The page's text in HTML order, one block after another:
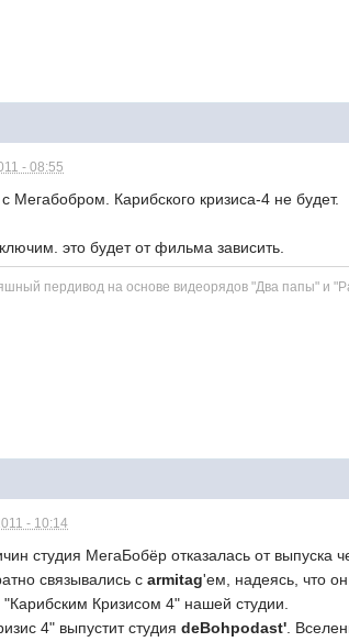
- 08:55
Мегабобром. Карибского кризиса-4 не будет.
это будет от фильма зависить.
пердивод на основе видеорядов "Два папы" и
- 10:14
студия МегаБобёр отказалась от
связывались сarmitag'ем, надеясь, что
"Карибским Кризисом 4" нашей студии.
4" выпустит студияdeBohpodast' .